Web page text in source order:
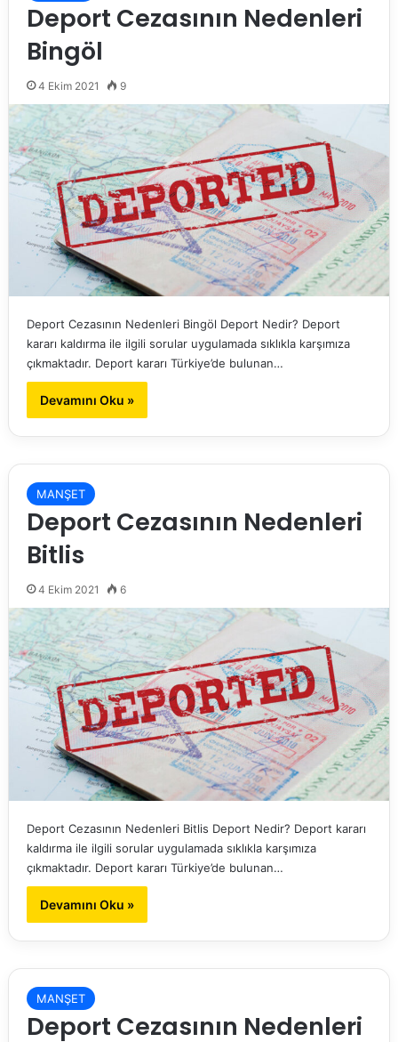
Deport Cezasının Nedenleri
Bingöl
4 Ekim 2021 9
Deport Cezasının Nedenleri Bingöl Deport Nedir? Deport
kararı kaldırma ile ilgili sorular uygulamada sıklıkla karşımıza
çıkmaktadır. Deport kararı Türkiye’de bulunan…
Devamını Oku »
MANŞET
Deport Cezasının Nedenleri
Bitlis
4 Ekim 2021 6
Deport Cezasının Nedenleri Bitlis Deport Nedir? Deport kararı
kaldırma ile ilgili sorular uygulamada sıklıkla karşımıza
çıkmaktadır. Deport kararı Türkiye’de bulunan…
Devamını Oku »
MANŞET
Deport Cezasının Nedenleri